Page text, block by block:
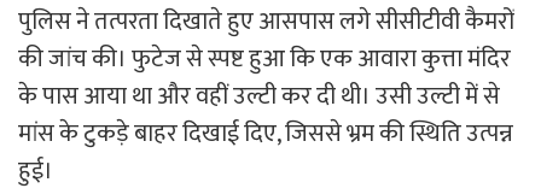
पुलिस ने तत्परता दिखाते हुए आसपास लगे सीसीटीवी कैमरों
की जांच की। फुटेज से स्पष्ट हुआ कि एक आवारा कुत्ता मंदिर
के पास आया था और वहीं उल्टी कर दी थी। उसी उल्टी में से
मांस के टुकड़े बाहर दिखाई दिए, जिससे भ्रम की स्थिति उत्पन्न
हुई।